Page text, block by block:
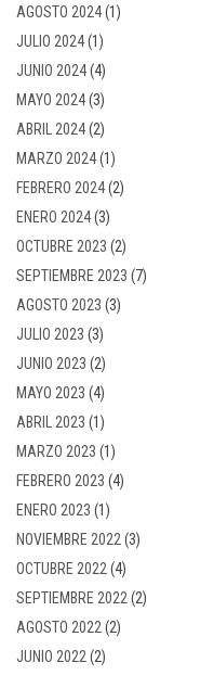
AGOSTO 2024(1)
JULIO 2024(1)
JUNIO 2024(4)
MAYO 2024(3)
ABRIL 2024(2)
MARZO 2024(1)
FEBRERO 2024(2)
ENERO 2024(3)
OCTUBRE 2023 (2)
SEPTIEMBRE 2023 (7)
AGOSTO 2023 (3)
JULIO 2023 (3)
JUNIO 2023 (2)
MAYO 2023 (4)
ABRIL 2023 (1)
MARZO 2023 (1)
FEBRERO 2023 (4)
ENERO 2023 (1)
NOVIEMBRE 2022 (3)
OCTUBRE 2022 (4)
SEPTIEMBRE 2022 (2)
AGOSTO 2022 (2)
JUNIO 2022 (2)